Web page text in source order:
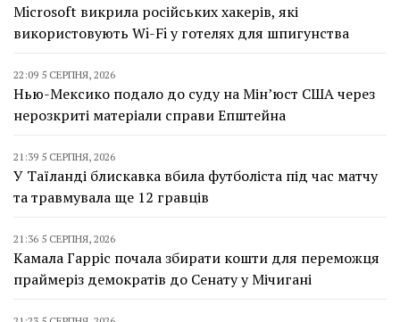
Microsoft викрила російських хакерів, які
використовують Wi-Fi у готелях для шпигунства
22:09 5 СЕРПНЯ, 2026
Нью-Мексико подало до суду на Мін’юст США через
нерозкриті матеріали справи Епштейна
21:39 5 СЕРПНЯ, 2026
У Таїланді блискавка вбила футболіста під час матчу
та травмувала ще 12 гравців
21:36 5 СЕРПНЯ, 2026
Камала Гарріс почала збирати кошти для переможця
праймеріз демократів до Сенату у Мічигані